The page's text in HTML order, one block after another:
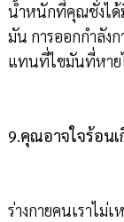
น้ำหนักที่คุณชั่งได้
มัน การออกกำลัง
แทนที่ไขมันที่หาย
9.คุณอาจใจร้อน
ร่างกายคนเราไม่